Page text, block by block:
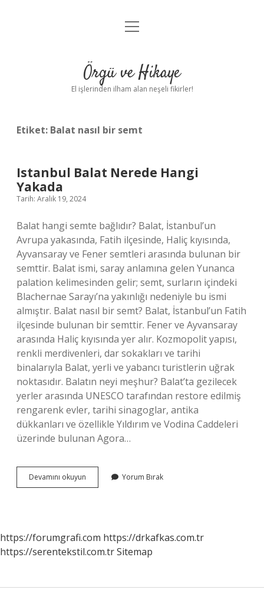
Anasayfa
Yasal Uyarı
menüyü
Örgü ve Hikaye
El işlerinden ilham alan neşeli fikirler!
Etiket: Balat nasıl bir semt
Istanbul Balat Nerede Hangi
Yakada
Tarih: Aralık 19, 2024
Balat hangi semte bağlıdır? Balat, İstanbul’un
Avrupa yakasında, Fatih ilçesinde, Haliç kıyısında,
Ayvansaray ve Fener semtleri arasında bulunan bir
semttir. Balat ismi, saray anlamına gelen Yunanca
palation kelimesinden gelir; semt, surların içindeki
Blachernae Sarayı’na yakınlığı nedeniyle bu ismi
almıştır. Balat nasıl bir semt? Balat, İstanbul’un Fatih
ilçesinde bulunan bir semttir. Fener ve Ayvansaray
arasında Haliç kıyısında yer alır. Kozmopolit yapısı,
renkli merdivenleri, dar sokakları ve tarihi
binalarıyla Balat, yerli ve yabancı turistlerin uğrak
noktasıdır. Balatın neyi meşhur? Balat’ta gezilecek
yerler arasında UNESCO tarafından restore edilmiş
rengarenk evler, tarihi sinagoglar, antika
dükkanları ve özellikle Yıldırım ve Vodina Caddeleri
üzerinde bulunan Agora…
Devamını okuyun Istanbul
Balat
Yorum Bırak
https://forumgrafi.com https://drkafkas.com.tr
https://serentekstil.com.trSitemap